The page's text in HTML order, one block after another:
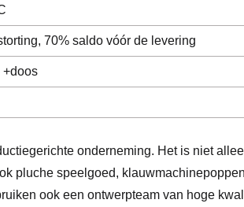
70% saldo vóór de levering
+doos
onderneming. Het is niet
pluche speelgoed,
ook een ontwerpteam van hoge